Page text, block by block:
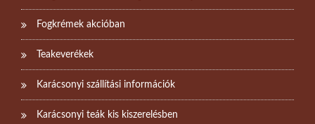
Fogkrémek akcióban
Teakeverékek
Karácsonyi szállítási információk
Karácsonyi teák kis kiszerelésben